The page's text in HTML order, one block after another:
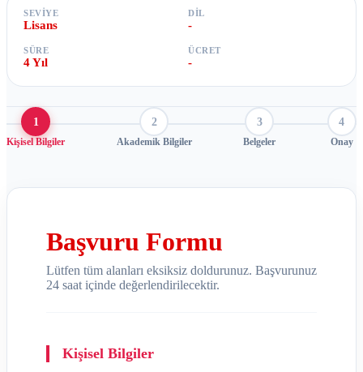
SEVIYE
Lisans
DIL
-
SÜRE
4 Yıl
ÜCRET
-
1
Kişisel Bilgiler
2
Akademik Bilgiler
3
Belgeler
4
Onay
Başvuru Formu
Lütfen tüm alanları eksiksiz doldurunuz. Başvurunuz
24 saat içinde değerlendirilecektir.
Kişisel Bilgiler